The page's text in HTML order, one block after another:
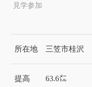
見学参加
所在地 三笠市桂沢
提高 63.6㍍